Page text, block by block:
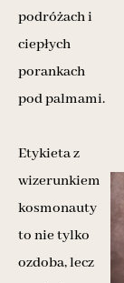
podróżach i
ciepłych
porankach
pod palmami.
Etykieta z
wizerunkiem
kosmonauty
to nie tylko
ozdoba, lecz